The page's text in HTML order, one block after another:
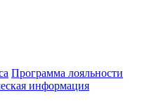
Программа лояльности
информация